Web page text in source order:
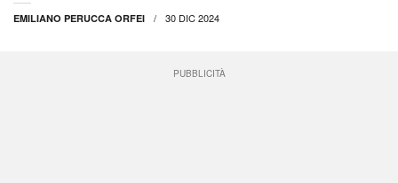
EMILIANO PERUCCA ORFEI 30 DIC 2024
PUBBLICITÀ